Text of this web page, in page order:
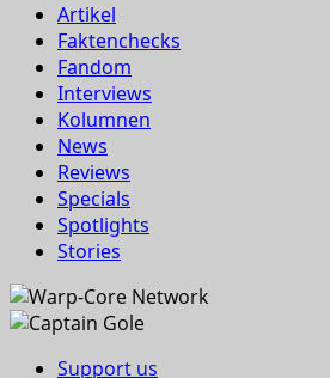
Artikel
Faktenchecks
Fandom
Interviews
Kolumnen
News
Reviews
Specials
Spotlights
Stories
Support us